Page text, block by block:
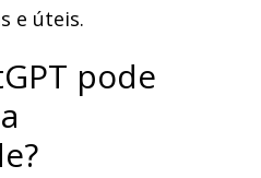
e úteis.
pode